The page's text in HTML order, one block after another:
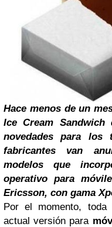
Hace menos de un
IceCream Sandwich
novedades para los
fabricantes van
modelos que
operativo para
Ericsson, con gama
Por el momento,
actual versión para